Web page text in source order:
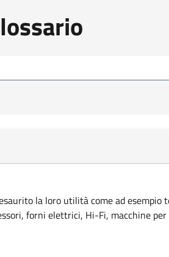
la loro utilità come ad
forni elettrici, Hi-Fi, macchine